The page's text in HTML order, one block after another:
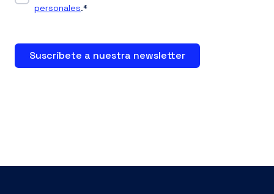
personales.*
Suscríbete a nuestra newsletter